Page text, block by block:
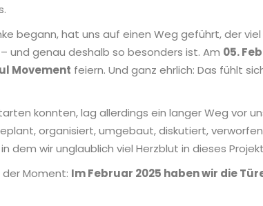
begann, hat uns auf einen Weg geführt, der viel
und genau deshalb so besonders ist. Am 05.
Movement feiern. Und ganz ehrlich: Das fühlt
konnten, lag allerdings ein langer Weg vor
organisiert, umgebaut, diskutiert,
in dem wir unglaublich viel Herzblut in dieses
Moment: Im Februar 2025 haben wir die